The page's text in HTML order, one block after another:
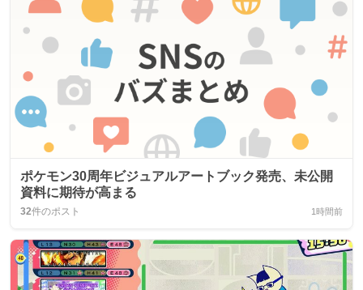
ポケモン30周年ビジュアルアートブック発売、未公開
資料に期待が高まる
32件のポスト 1時間前